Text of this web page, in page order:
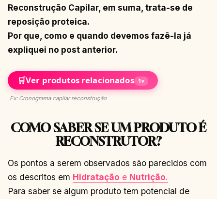
Reconstrução Capilar, em suma, trata-se de
reposição proteica.
Por que, como e quando devemos fazê-la já
expliquei no post anterior.
🛒Ver produtos relacionados 1▾
Ex: Cronograma capilar reconstrução
COMO SABER SE UM PRODUTO É
RECONSTRUTOR?
Os pontos a serem observados são parecidos com
os descritos em Hidratação e Nutrição.
Para saber se algum produto tem potencial de